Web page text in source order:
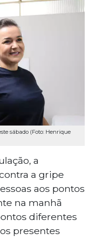
sábado (Foto: Henrique
a
a gripe
aos pontos
na manhã
diferentes
presentes